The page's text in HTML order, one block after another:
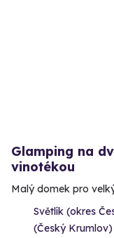
Glamping na
vinotékou
Malý domek pro
Světlík (okres
(Český Krumlov)